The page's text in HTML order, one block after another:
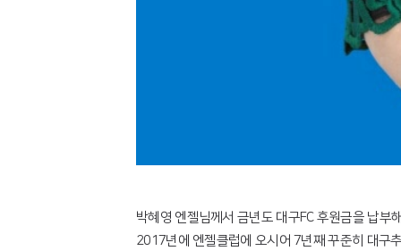
박혜영 엔젤님께서 금년도 대구FC 후원금을 납부
2017년에 엔젤클럽에 오시어 7년째 꾸준히 대구